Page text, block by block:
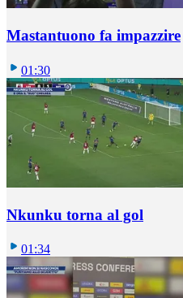
Mastantuono fa impazzire
01:30
Nkunku torna al gol
01:34